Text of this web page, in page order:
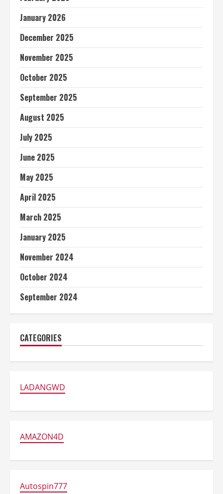
January 2026
December 2025
November 2025
October 2025
September 2025
August 2025
July 2025
June 2025
May 2025
April 2025
March 2025
January 2025
November 2024
October 2024
September 2024
CATEGORIES
LADANGWD
AMAZON4D
Autospin777